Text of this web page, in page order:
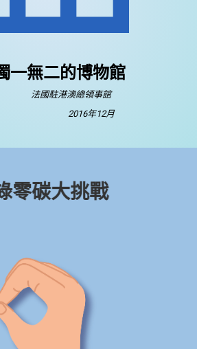
一無二的博物館
法國駐港澳總領事館
2016年12月
零碳大挑戰